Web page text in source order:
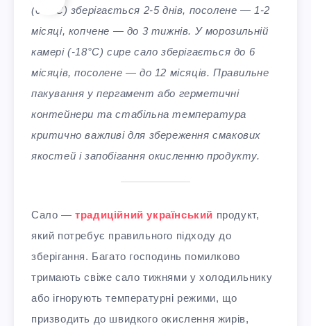
(0-6°C) зберігається 2-5 днів, посолене — 1-2
місяці, копчене — до 3 тижнів. У морозильній
камері (-18°C) сире сало зберігається до 6
місяців, посолене — до 12 місяців. Правильне
пакування у пергамент або герметичні
контейнери та стабільна температура
критично важливі для збереження смакових
якостей і запобігання окисленню продукту.
Сало —традиційний український продукт,
який потребує правильного підходу до
зберігання. Багато господинь помилково
тримають свіже сало тижнями у холодильнику
або ігнорують температурні режими, що
призводить до швидкого окислення жирів,